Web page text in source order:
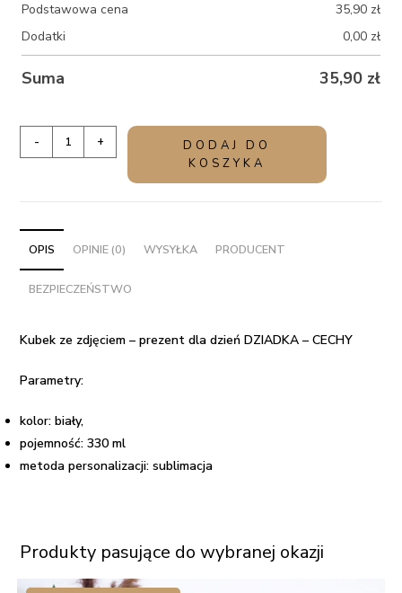
Podstawowa cena 35,90 zł
Dodatki
0,00 zł
Suma 35,90 zł
Kubek
–
prezent
dla
dzień
–
- +
DODAJ DO
KOSZYKA
OPIS OPINIE (0) WYSYŁKA PRODUCENT
BEZPIECZEŃSTWO
Kubek ze zdjęciem – prezent dla dzień DZIADKA – CECHY
Parametry:
kolor: biały,
pojemność: 330 ml
metoda personalizacji: sublimacja
Produkty pasujące do wybranej okazji